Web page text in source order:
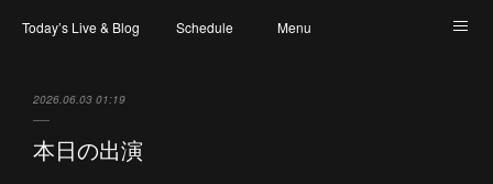
Today’s Live & Blog Schedule Menu
2026.06.03 01:19
本日の出演